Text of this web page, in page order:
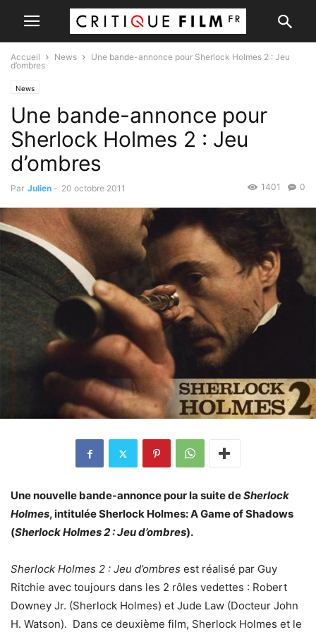
Accueil News
Une bande-annonce pour Sherlock Holmes 2 : Jeu
d’ombres
News
Une bande-annonce pour
Sherlock Holmes 2 : Jeu
d’ombres
Par Julien - 20 octobre 2011 0
1401
Une nouvelle bande-annonce pour la suite deSherlock
Holmes, intitulée Sherlock Holmes: A Game of Shadows
(Sherlock Holmes 2 : Jeu d’ombres).
Sherlock Holmes 2 : Jeu d’ombres est réalisé par Guy
Ritchie avec toujours dans les 2 rôles vedettes : Robert
Downey Jr. (Sherlock Holmes) et Jude Law (Docteur John
H. Watson). Dans ce deuxième film, Sherlock Holmes et le